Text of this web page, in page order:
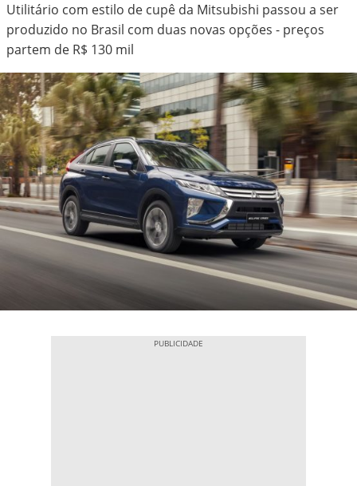
Utilitário com estilo de cupê da Mitsubishi passou a ser
produzido no Brasil com duas novas opções - preços
partem de R$ 130 mil